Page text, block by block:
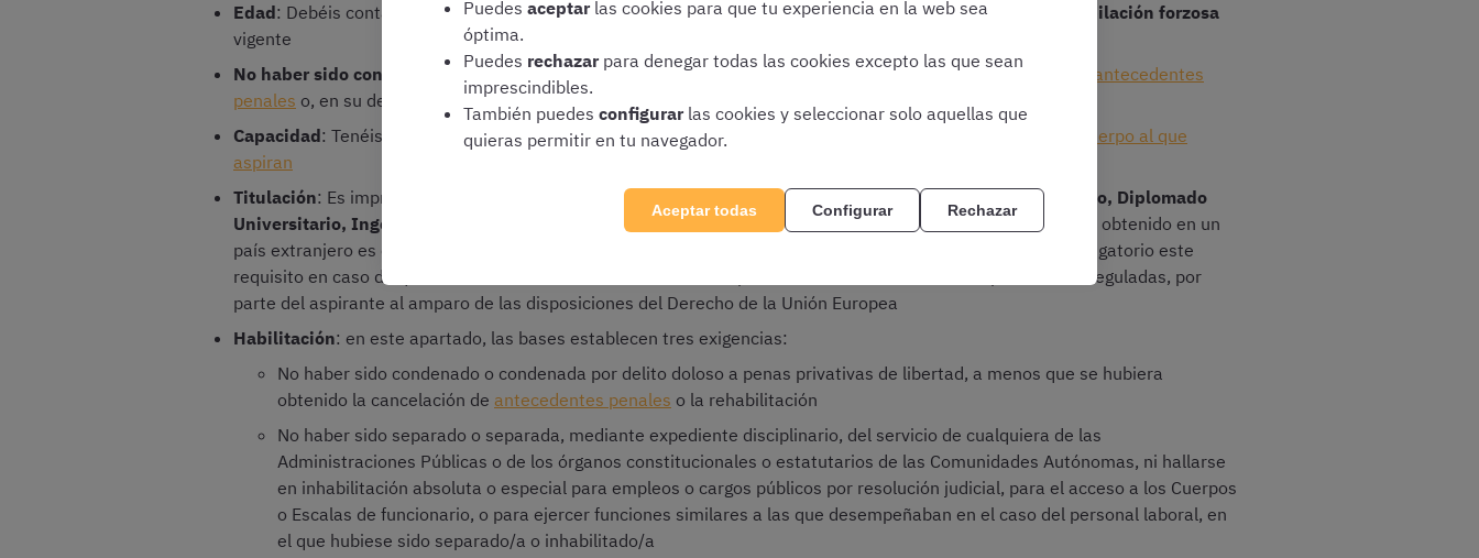
Edad: Debéis contar con mínimo 16 años de edady comomáximono haber alcanzado laedad legal de jubilación forzosa
vigente
No haber sido condenado/a por delito doloso a penas privativas de libertad, salvo que secancelasen los antecedentes
penales o, en su defecto, se hubiera rehabilitado el aspirante a esta plaza pública
Capacidad: Tenéis que poseer la capacidad funcionalpara desempeñar todas las
funciones y tareas del Cuerpo al que
aspiran
Titulación: Es imprescindible estar en posesión, o en condiciones de obtener, del
título de Grado, Licenciado, Diplomado
Universitario, Ingeniero Técnico, Arquitecto Técnico o equivalente. Si la titulación universitaria
se hubiera obtenido en un
país extranjero es esencial acreditar un certificado de equivalencia o tener el título homologado. No será obligatorio este
requisito en caso de que se hubiese reconocido la cualificación profesional, en el ámbito de las profesiones reguladas, por
parte del aspirante al amparo de las disposiciones del Derecho de la Unión Europea
Habilitación: en este apartado, las bases establecen tres exigencias:
No haber sido condenado o condenada por delito doloso a penas privativas de libertad, a menos que se hubiera
obtenido la cancelación de antecedentes penales o la rehabilitación
No haber sido separado o separada, mediante expediente disciplinario, del servicio de cualquiera de las
Administraciones Públicas o de los órganos constitucionales o estatutarios de las Comunidades Autónomas, ni hallarse
en inhabilitación absoluta o especial para empleos o cargos públicos por resolución judicial, para el acceso a los Cuerpos
o Escalas de funcionario, o para ejercer funciones similares a las que desempeñaban en el caso del personal laboral, en
el que hubiese sido separado/a o inhabilitado/a
Puedes aceptar las cookies para que tu experiencia en la web sea
óptima.
Puedes rechazar para denegar todas las cookies excepto las que sean
imprescindibles.
También puedes configurar las cookies y seleccionar solo aquellas que
quieras permitir en tu navegador.
Aceptar todas Configurar Rechazar